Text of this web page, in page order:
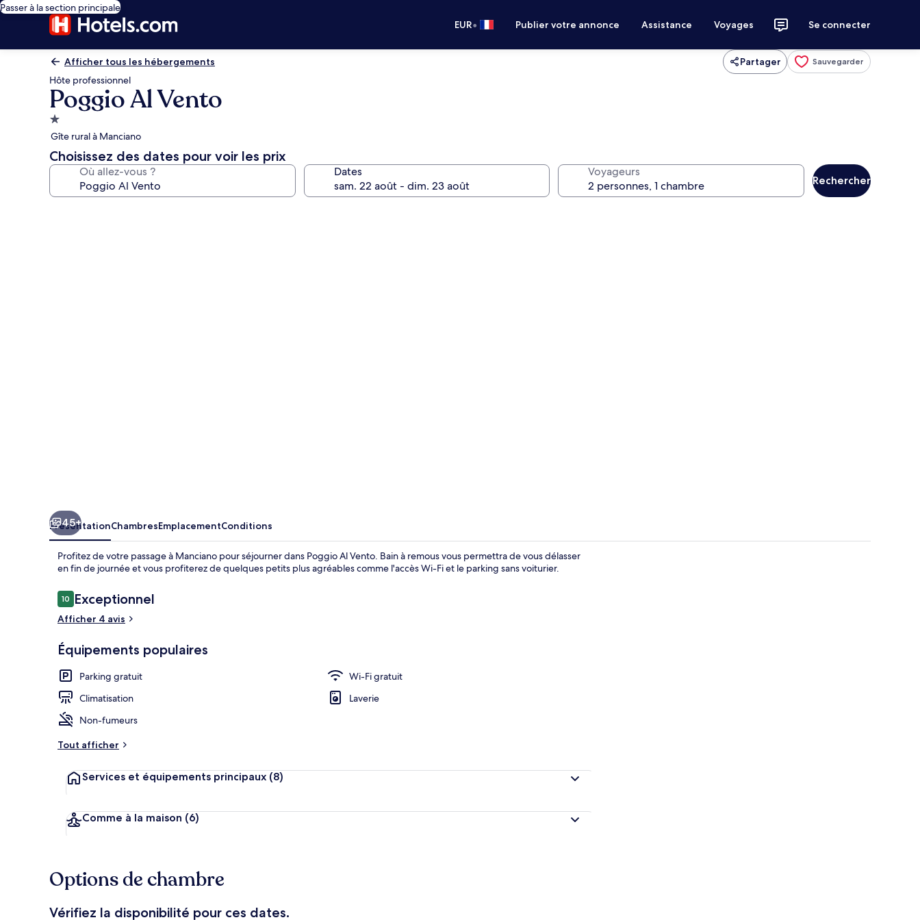
Passer à la section principale
EUR• Publier votre annonce Assistance Voyages Se connecter
Afficher tous les hébergements Partager Sauvegarder
Hôte professionnel
Poggio Al Vento
Hébergement
1.0 étoile
Gîte rural à Manciano
Choisissez des dates pour voir les prix
Où allez-vous ? Dates Voyageurs
Rechercher
Bain à remous extérieur
45+
PrésentationChambresEmplacementConditions
Profitez de votre passage à Manciano pour séjourner dans Poggio Al Vento. Bain à remous vous permettra de vous délasser
en fin de journée et vous profiterez de quelques petits plus agréables comme l'accès Wi-Fi et le parking sans voiturier.
Avis
voyageurs
1010 sur 10
Exceptionnel
Afficher 4 avis
Équipements populaires
Parking gratuit
Wi-Fi gratuit
Climatisation
Laverie
Non-fumeurs
Tout afficher
Services et équipements principaux (8)
Comme à la maison (6)
Options de chambre
Vérifiez la disponibilité pour ces dates.